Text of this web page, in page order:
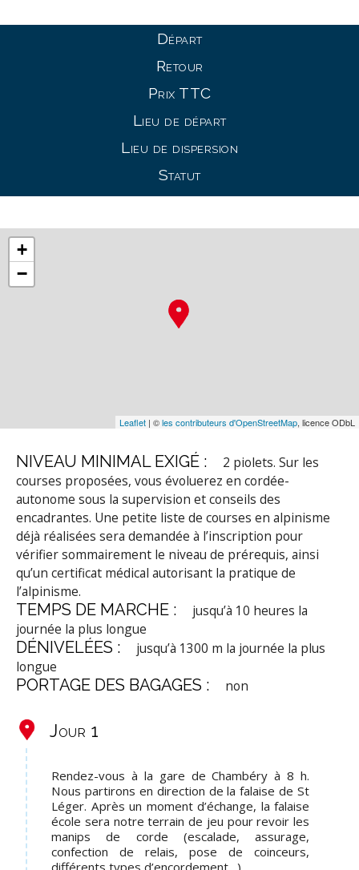
Départ
Retour
Prix TTC
Lieu de départ
Lieu de dispersion
Statut
+
−
Leaflet | ©les contributeurs d'OpenStreetMap, licence ODbL
NIVEAU MINIMAL EXIGÉ :
2 piolets. Sur les
courses proposées, vous évoluerez en cordée-
autonome sous la supervision et conseils des
encadrantes. Une petite liste de courses en alpinisme
déjà réalisées sera demandée à l’inscription pour
vérifier sommairement le niveau de prérequis, ainsi
qu’un certificat médical autorisant la pratique de
l’alpinisme.
TEMPS DE MARCHE :
jusqu’à 10 heures la
journée la plus longue
DÉNIVELÉES :
jusqu’à 1300 m la journée la plus
longue
PORTAGE DES BAGAGES : non
Jour 1
Rendez-vous à la gare de Chambéry à 8 h.
Nous partirons en direction de la falaise de St
Léger. Après un moment d’échange, la falaise
école sera notre terrain de jeu pour revoir les
manips de corde (escalade, assurage,
confection de relais, pose de coinceurs,
différents types d’encordement…).